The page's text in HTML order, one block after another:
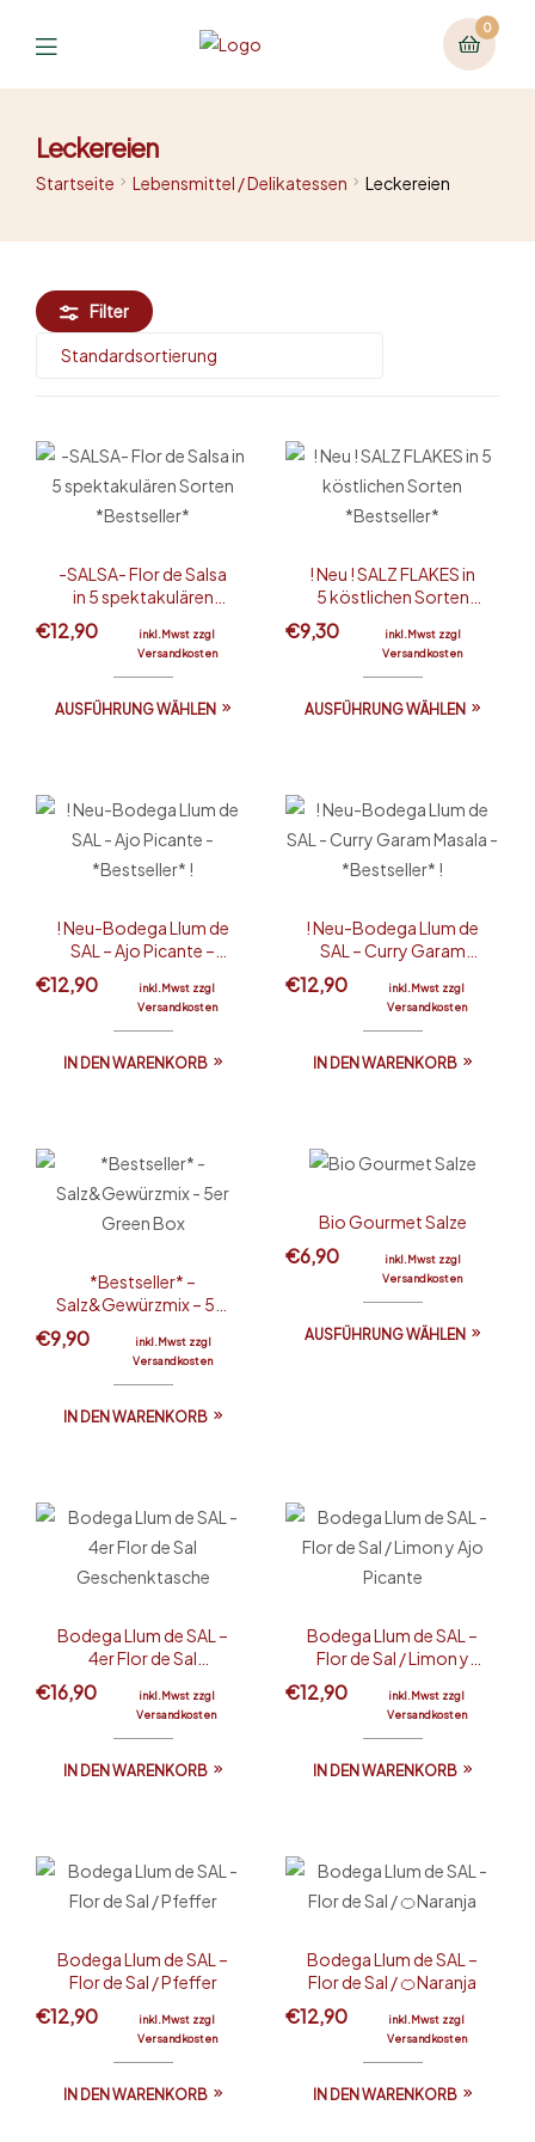
0
Leckereien
Startseite Lebensmittel / Delikatessen Leckereien
Filter
-SALSA- Flor de Salsa
in 5 spektakulären
Sorten *Bestseller*
€12,90
inkl.Mwst zzgl
Versandkosten
AUSFÜHRUNG WÄHLEN
! Neu ! SALZ FLAKES in
5 köstlichen Sorten
€9,30
inkl.Mwst zzgl
Versandkosten
AUSFÜHRUNG WÄHLEN
! Neu-Bodega Llum de
SAL – Ajo Picante –
*Bestseller* !
€12,90
inkl.Mwst zzgl
Versandkosten
IN DEN WARENKORB
! Neu-Bodega Llum de
SAL – Curry Garam
€12,90
inkl.Mwst zzgl
Versandkosten
IN DEN WARENKORB
*Bestseller* –
Salz&Gewürzmix – 5er
€9,90
inkl.Mwst zzgl
Versandkosten
IN DEN WARENKORB
Bio Gourmet Salze
€6,90
inkl.Mwst zzgl
Versandkosten
AUSFÜHRUNG WÄHLEN
Bodega Llum de SAL –
4er Flor de Sal
Geschenktasche
€16,90
inkl.Mwst zzgl
Versandkosten
IN DEN WARENKORB
Bodega Llum de SAL –
Flor de Sal / Limon y
€12,90
inkl.Mwst zzgl
Versandkosten
IN DEN WARENKORB
Bodega Llum de SAL –
Flor de Sal / Pfeffer
€12,90
inkl.Mwst zzgl
Versandkosten
IN DEN WARENKORB
Bodega Llum de SAL –
Flor de Sal / 🍊Naranja
€12,90
inkl.Mwst zzgl
Versandkosten
IN DEN WARENKORB